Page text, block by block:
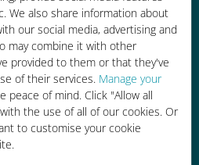
We also share information about
our social media, advertising and
may combine it with other
provided to them or that they've
of their services. Manage your
peace of mind. Click "Allow all
the use of all of our cookies. Or
to customise your cookie
저렴합니다.
한 충전
이터가 없어도 Ubigi